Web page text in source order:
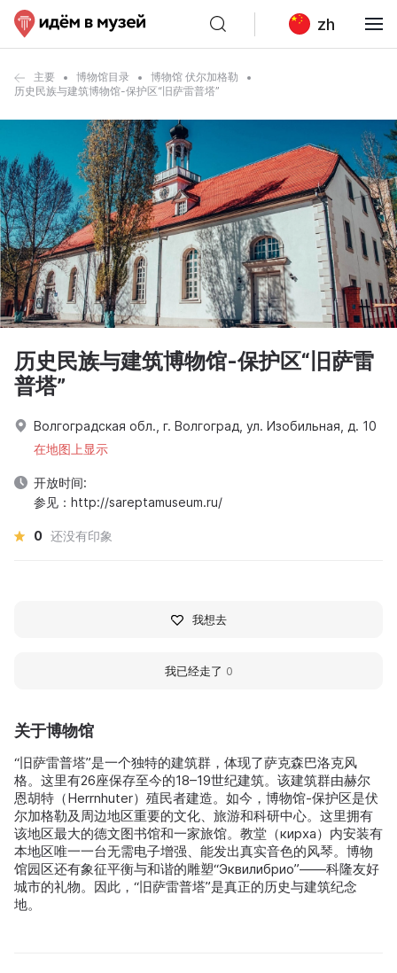
zh
主要 博物馆目录
博物馆 伏尔加格勒
历史民族与建筑博物馆-保护区“旧萨雷普塔”
关于博物馆
“旧萨雷普塔”是一个独特的建筑群，体现了萨克森巴洛克风
格。这里有26座保存至今的18–19世纪建筑。该建筑群由赫尔
恩胡特（Herrnhuter）殖民者建造。如今，博物馆-保护区是伏
尔加格勒及周边地区重要的文化、旅游和科研中心。这里拥有
该地区最大的德文图书馆和一家旅馆。教堂（кирха）内安装有
本地区唯一一台无需电子增强、能发出真实音色的风琴。博物
馆园区还有象征平衡与和谐的雕塑“Эквилибрио”——科隆友好
城市的礼物。因此，“旧萨雷普塔”是真正的历史与建筑纪念
地。
历史民族与建筑博物馆-保护区“旧萨雷
普塔”
Волгоградская обл., г. Волгоград, ул. Изобильная, д. 10
在地图上显示
开放时间:
参见：http://sareptamuseum.ru/
0 还没有印象
我想去
我已经走了 0